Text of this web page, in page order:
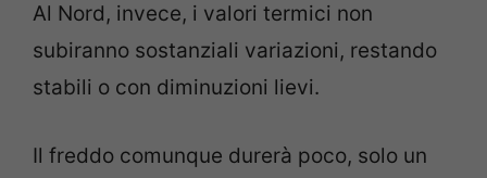
Al Nord, invece, i valori termici non
subiranno sostanziali variazioni, restando
stabili o con diminuzioni lievi.
Il freddo comunque durerà poco, solo un